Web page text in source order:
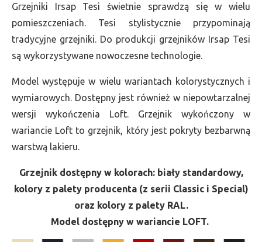
Grzejniki Irsap Tesi świetnie sprawdzą się w wielu
pomieszczeniach. Tesi stylistycznie przypominają
tradycyjne grzejniki. Do produkcji grzejników Irsap Tesi
są wykorzystywane nowoczesne technologie.
Model występuje w wielu wariantach kolorystycznych i
wymiarowych. Dostępny jest również w niepowtarzalnej
wersji wykończenia Loft. Grzejnik wykończony w
wariancie Loft to grzejnik, który jest pokryty bezbarwną
warstwą lakieru.
Grzejnik dostępny w kolorach: biały standardowy,
kolory z palety producenta (z serii Classic i Special)
oraz kolory z palety RAL.
Model dostępny w wariancie LOFT.